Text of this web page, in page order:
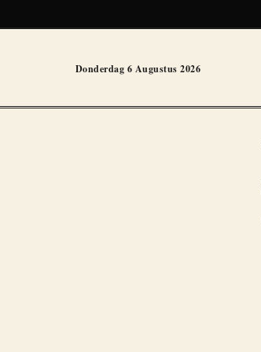
Donderdag 6 Augustus 2026